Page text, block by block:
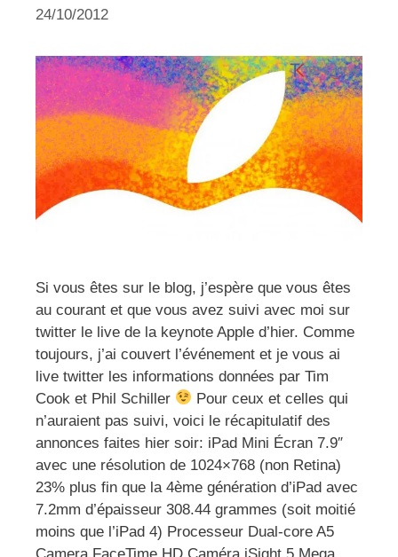
24/10/2012
Si vous êtes sur le blog, j’espère que vous êtes
au courant et que vous avez suivi avec moi sur
twitter le live de la keynote Apple d’hier. Comme
toujours, j’ai couvert l’événement et je vous ai
live twitter les informations données par Tim
Cook et Phil Schiller
Pour ceux et celles qui
n’auraient pas suivi, voici le récapitulatif des
annonces faites hier soir: iPad Mini Écran 7.9″
avec une résolution de 1024×768 (non Retina)
23% plus fin que la 4ème génération d’iPad avec
7.2mm d’épaisseur 308.44 grammes (soit moitié
moins que l’iPad 4) Processeur Dual-core A5
Camera FaceTime HD Caméra iSight 5 Mega